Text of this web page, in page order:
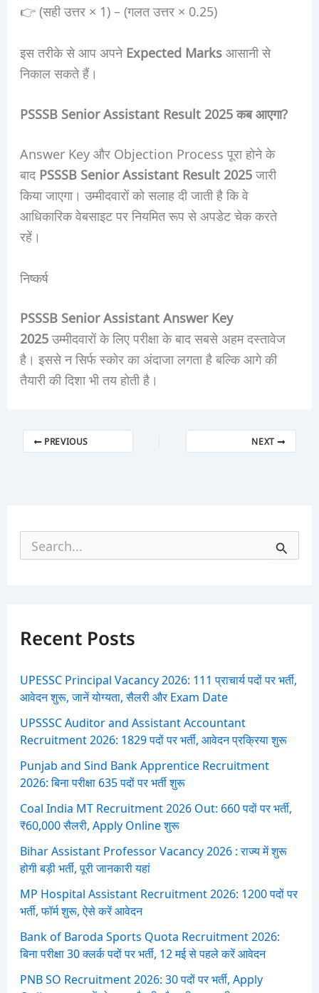
👉 (सही उत्तर × 1) – (गलत उत्तर × 0.25)
इस तरीके से आप अपनेExpected Marksआसानी से
निकाल सकते हैं।
PSSSB Senior Assistant Result 2025 कब आएगा?
Answer Key और Objection Process पूरा होने के
बादPSSSB Senior Assistant Result 2025जारी
किया जाएगा। उम्मीदवारों को सलाह दी जाती है कि वे
आधिकारिक वेबसाइट पर नियमित रूप से अपडेट चेक करते
रहें।
निष्कर्ष
PSSSB Senior Assistant Answer Key
2025उम्मीदवारों के लिए परीक्षा के बाद सबसे अहम दस्तावेज
है। इससे न सिर्फ स्कोर का अंदाजा लगता है बल्कि आगे की
तैयारी की दिशा भी तय होती है।
PREVIOUS NEXT
e
f
o
:
Recent Posts
UPESSC Principal Vacancy 2026: 111 प्राचार्य पदों पर भर्ती,
आवेदन शुरू, जानें योग्यता, सैलरी और Exam Date
UPSSSC Auditor and Assistant Accountant
Recruitment 2026: 1829 पदों पर भर्ती, आवेदन प्रक्रिया शुरू
Punjab and Sind Bank Apprentice Recruitment
2026: बिना परीक्षा 635 पदों पर भर्ती शुरू
Coal India MT Recruitment 2026 Out: 660 पदों पर भर्ती,
₹60,000 सैलरी, Apply Online शुरू
Bihar Assistant Professor Vacancy 2026 : राज्य में शुरू
होगी बड़ी भर्ती, पूरी जानकारी यहां
MP Hospital Assistant Recruitment 2026: 1200 पदों पर
भर्ती, फॉर्म शुरू, ऐसे करें आवेदन
Bank of Baroda Sports Quota Recruitment 2026:
बिना परीक्षा 30 क्लर्क पदों पर भर्ती, 12 मई से पहले करें आवेदन
PNB SO Recruitment 2026: 30 पदों पर भर्ती, Apply